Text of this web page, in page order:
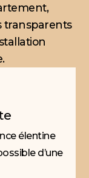
transparents
élentine
d’une